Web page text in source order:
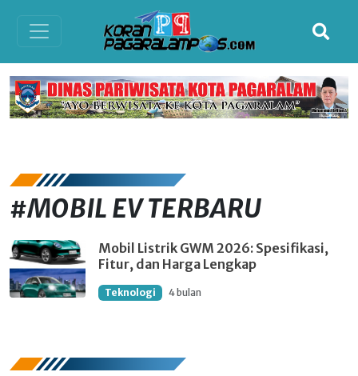
#MOBIL EV TERBARU
Mobil Listrik GWM 2026: Spesifikasi,
Fitur, dan Harga Lengkap
Teknologi 4 bulan